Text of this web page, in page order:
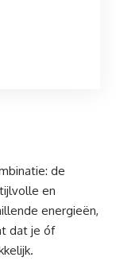
de
en
energieën,
dat je óf